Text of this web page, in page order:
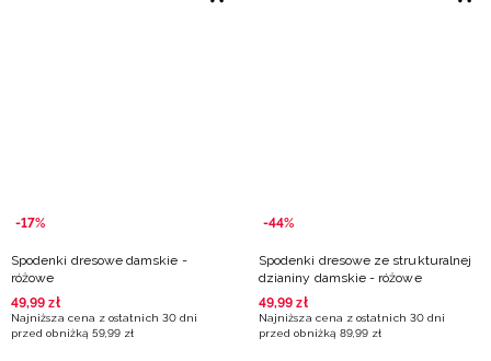
-17%
Spodenki dresowe damskie -
różowe
49,99 zł
Najniższa cena z ostatnich 30 dni
przed obniżką 59,99 zł
-44%
Spodenki dresowe ze strukturalnej
dzianiny damskie - różowe
49,99 zł
Najniższa cena z ostatnich 30 dni
przed obniżką 89,99 zł